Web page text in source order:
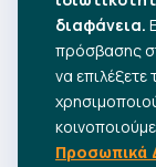
•
•
Πλήρες
διαφάνεια.
πρόσβασης
να
Προσωπικά